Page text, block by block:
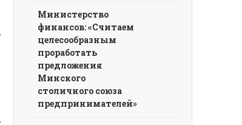
Министерство
финансов: «Считаем
целесообразным
проработать
предложения
Минского
столичного союза
предпринимателей»